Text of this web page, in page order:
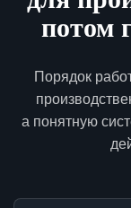
потом
Порядок
а понятную